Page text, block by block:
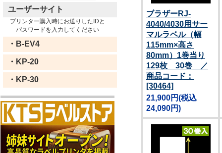
ユーザーサイト
プリンター購入時にお送りしたIDと
パスワードを入力してください
・B-EV4
・KP-20
・KP-30
ブラザーRJ-
4040/4030用サー
マルラベル（幅
115mm×高さ
80mm）1巻当り
129枚 30巻 ／
商品コード：
[30464]
21,900円(税込
24,090円)